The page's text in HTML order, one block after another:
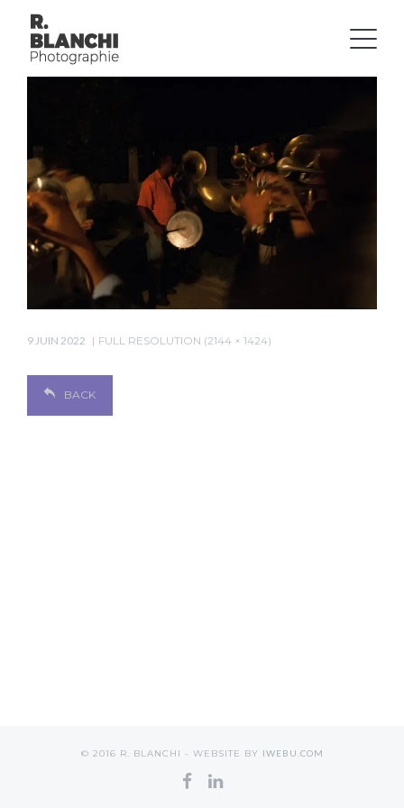
9 JUIN 2022 FULL RESOLUTION (2144 × 1424)
BACK
© 2016 R. BLANCHI - WEBSITE BY IWEBU.COM